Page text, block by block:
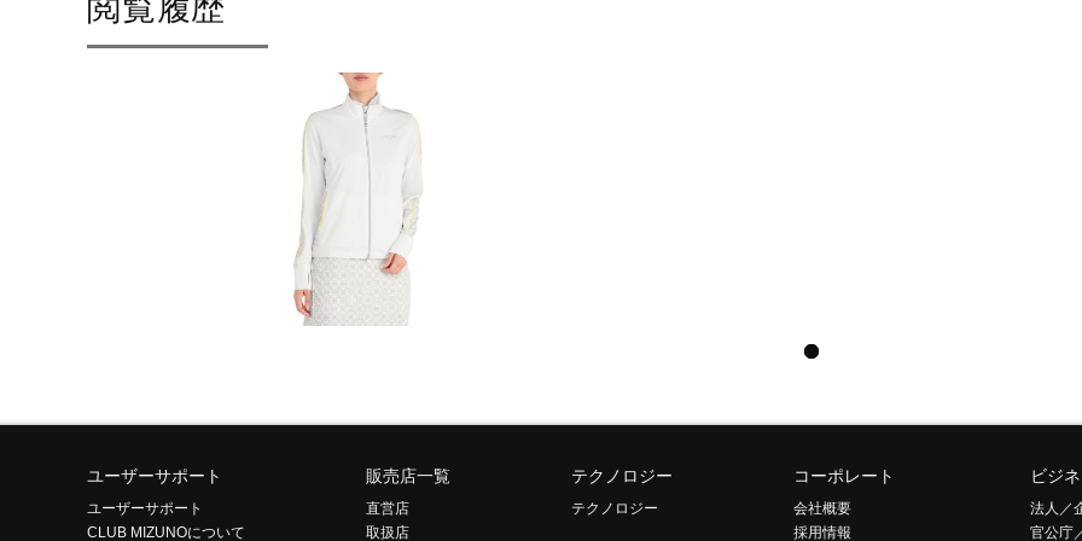
ユーザーサポート
ユーザーサポート
CLUB MIZUNOについて
販売店一覧
直営店
取扱店
テクノロジー
テクノロジー
コーポレート
会社概要
採用情報
ビジ
法人／
官公庁